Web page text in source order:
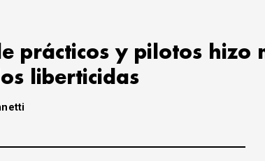
prácticos y pilotos hizo
liberticidas